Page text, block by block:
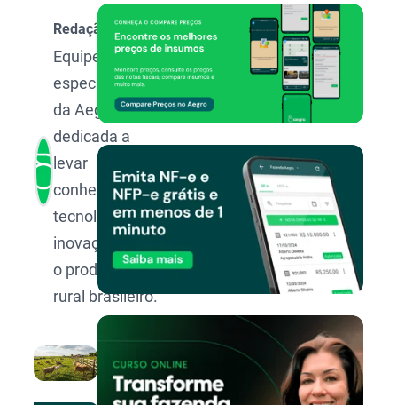
Redação Aegro
Equipe de
especialistas
da Aegro,
dedicada a
levar
conhecimento,
tecnologia e
inovação para
o produtor
rural brasileiro.